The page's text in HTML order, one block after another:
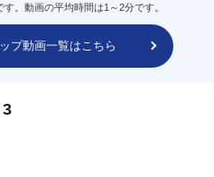
。動画の平均時間は1～2分です。
プ動画一覧はこちら